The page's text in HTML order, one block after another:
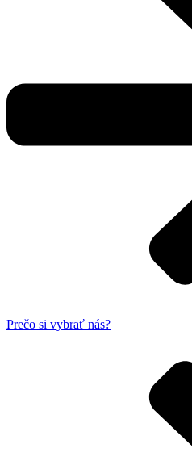
Prečo si vybrať nás?